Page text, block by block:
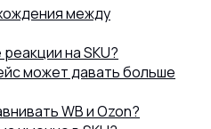
между
на SKU?
может давать больше
WB и Ozon?